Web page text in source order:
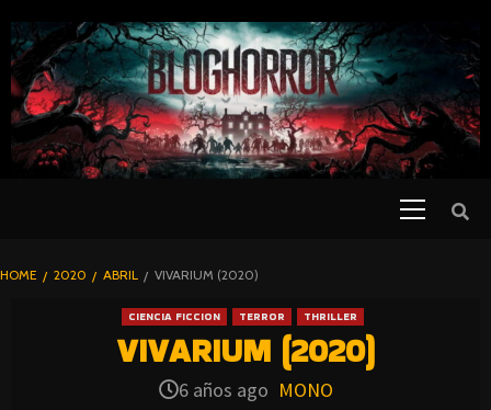
TO
CONTENT
BLOGHORROR
HOME 2020 ABRIL VIVARIUM (2020)
CIENCIA FICCION TERROR THRILLER
VIVARIUM (2020)
6 años ago MONO